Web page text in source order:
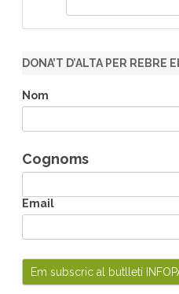
r
h
DONA’T D’ALTA PER REBRE
Nom
Cognoms
Email